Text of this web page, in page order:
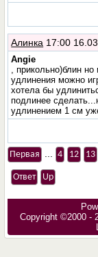
Алинка 17:00
Angie
, прикольно)блин
удлинения можно
хотела бы
подлинее
удлинением 1 см
Первая 4 12 13
Ответ Up
Copyright ©2000 -